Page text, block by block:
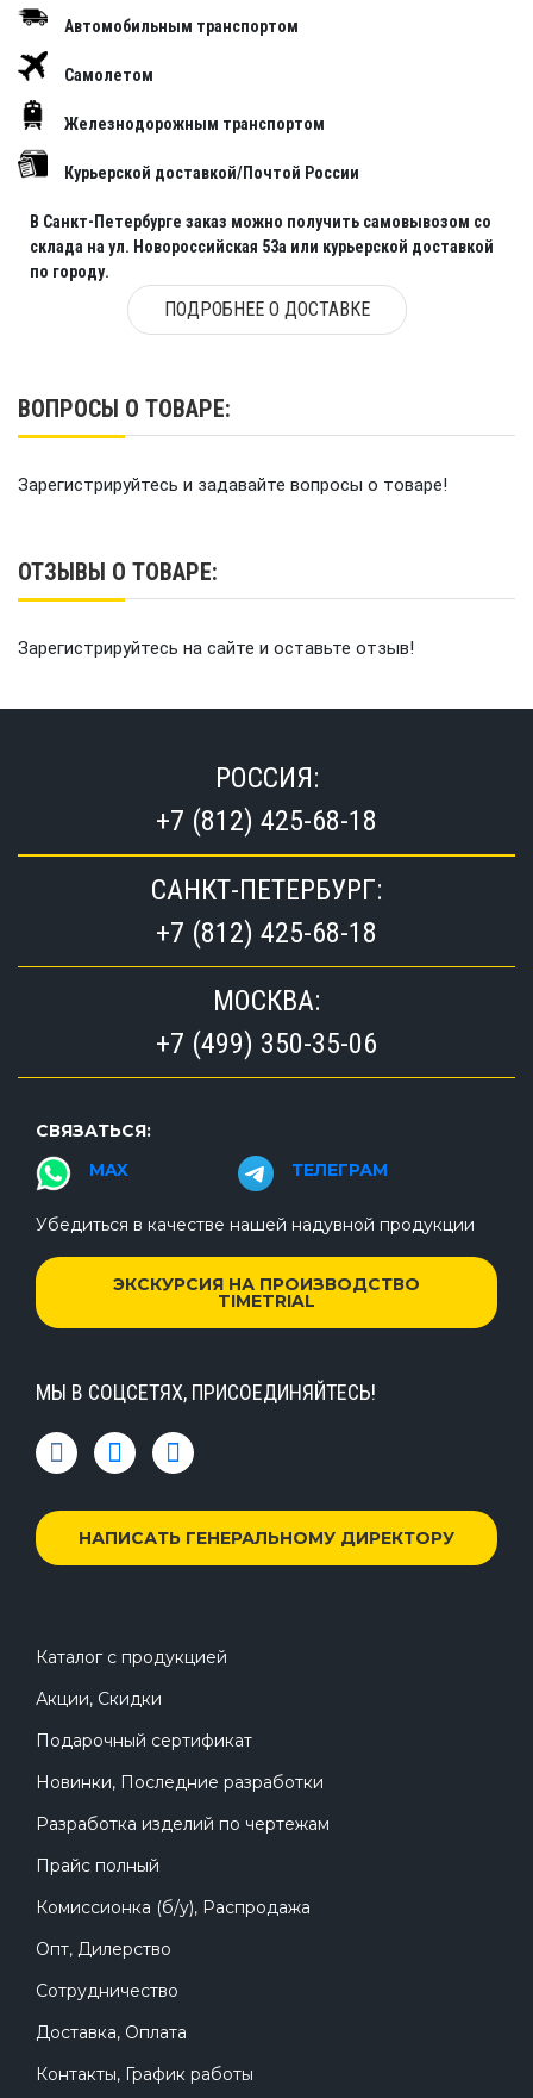
Автомобильным транспортом
Самолетом
Железнодорожным транспортом
Курьерской доставкой/Почтой России
В Санкт-Петербурге заказ можно получить самовывозом со
склада на ул. Новороссийская 53а или курьерской доставкой
по городу.
ПОДРОБНЕЕ О ДОСТАВКЕ
ВОПРОСЫ О ТОВАРЕ:
Зарегистрируйтесь и задавайте вопросы о товаре!
ОТЗЫВЫ О ТОВАРЕ:
Зарегистрируйтесь на сайте и оставьте отзыв!
РОССИЯ:
+7 (812) 425-68-18
САНКТ-ПЕТЕРБУРГ:
+7 (812) 425-68-18
МОСКВА:
+7 (499) 350-35-06
СВЯЗАТЬСЯ:
MAX
ТЕЛЕГРАМ
Убедиться в качестве нашей надувной продукции
ЭКСКУРСИЯ НА ПРОИЗВОДСТВО
TIMETRIAL
МЫ В СОЦСЕТЯХ, ПРИСОЕДИНЯЙТЕСЬ!
НАПИСАТЬ ГЕНЕРАЛЬНОМУ ДИРЕКТОРУ
Каталог с продукцией
Акции, Скидки
Подарочный сертификат
Новинки, Последние разработки
Разработка изделий по чертежам
Прайс полный
Комиссионка (б/у), Распродажа
Опт, Дилерство
Сотрудничество
Доставка, Оплата
Контакты, График работы